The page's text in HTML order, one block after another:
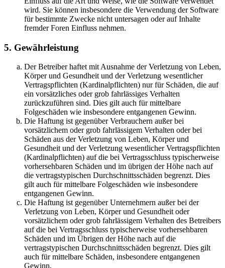
wird. Sie können insbesondere die Verwendung der Software
für bestimmte Zwecke nicht untersagen oder auf Inhalte
fremder Foren Einfluss nehmen.
5. Gewährleistung
Der Betreiber haftet mit Ausnahme der Verletzung von Leben,
Körper und Gesundheit und der Verletzung wesentlicher
Vertragspflichten (Kardinalpflichten) nur für Schäden, die auf
ein vorsätzliches oder grob fahrlässiges Verhalten
zurückzuführen sind. Dies gilt auch für mittelbare
Folgeschäden wie insbesondere entgangenen Gewinn.
Die Haftung ist gegenüber Verbrauchern außer bei
vorsätzlichem oder grob fahrlässigem Verhalten oder bei
Schäden aus der Verletzung von Leben, Körper und
Gesundheit und der Verletzung wesentlicher Vertragspflichten
(Kardinalpflichten) auf die bei Vertragsschluss typischerweise
vorhersehbaren Schäden und im übrigen der Höhe nach auf
die vertragstypischen Durchschnittsschäden begrenzt. Dies
gilt auch für mittelbare Folgeschäden wie insbesondere
entgangenen Gewinn.
Die Haftung ist gegenüber Unternehmern außer bei der
Verletzung von Leben, Körper und Gesundheit oder
vorsätzlichem oder grob fahrlässigem Verhalten des Betreibers
auf die bei Vertragsschluss typischerweise vorhersehbaren
Schäden und im Übrigen der Höhe nach auf die
vertragstypischen Durchschnittsschäden begrenzt. Dies gilt
auch für mittelbare Schäden, insbesondere entgangenen
Gewinn.